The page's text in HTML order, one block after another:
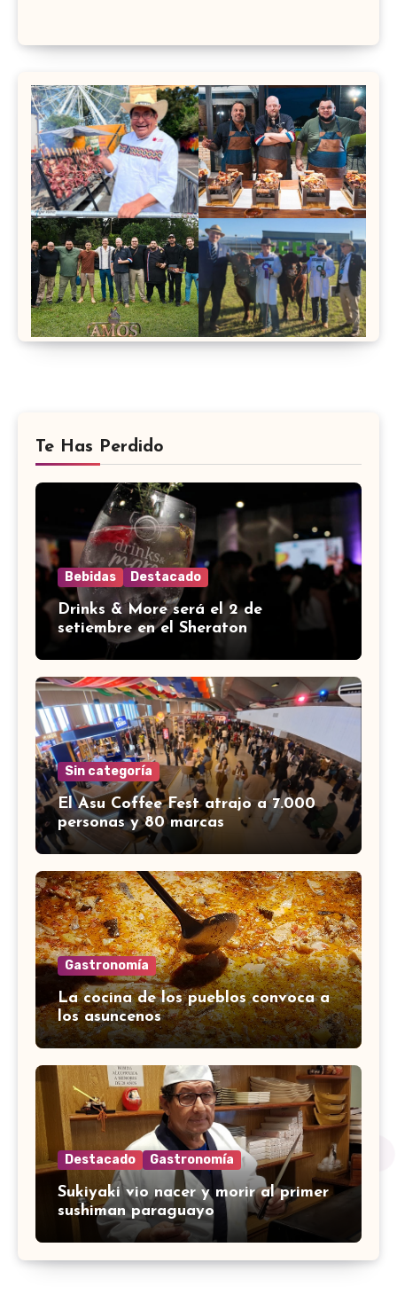
Te Has Perdido
Bebidas Destacado
Drinks & More será el 2 de
setiembre en el Sheraton
Sin categoría
El Asu Coffee Fest atrajo a 7.000
personas y 80 marcas
Gastronomía
La cocina de los pueblos convoca a
los asuncenos
Destacado Gastronomía
Sukiyaki vio nacer y morir al primer
sushiman paraguayo